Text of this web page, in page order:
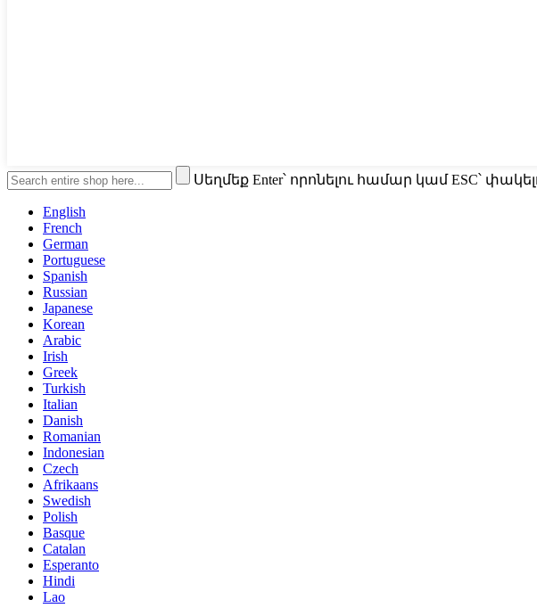
Սեղմեք Enter՝ որոնելու համար կամ ESC՝
English
French
German
Portuguese
Spanish
Russian
Japanese
Korean
Arabic
Irish
Greek
Turkish
Italian
Danish
Romanian
Indonesian
Czech
Afrikaans
Swedish
Polish
Basque
Catalan
Esperanto
Hindi
Lao